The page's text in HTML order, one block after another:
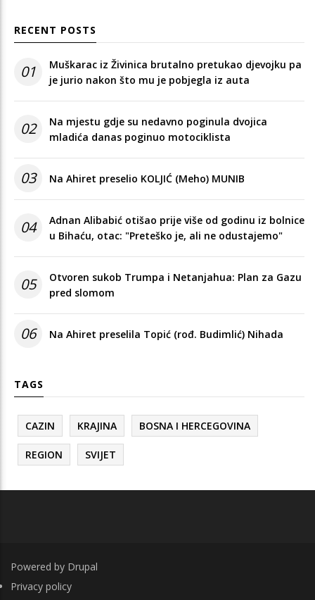
RECENT POSTS
01
Muškarac iz Živinica brutalno pretukao djevojku pa
je jurio nakon što mu je pobjegla iz auta
02
Na mjestu gdje su nedavno poginula dvojica
mladića danas poginuo motociklista
03 Na Ahiret preselio KOLJIĆ (Meho) MUNIB
04
Adnan Alibabić otišao prije više od godinu iz bolnice
u Bihaću, otac: "Preteško je, ali ne odustajemo"
05
Otvoren sukob Trumpa i Netanjahua: Plan za Gazu
pred slomom
06 Na Ahiret preselila Topić (rođ. Budimlić) Nihada
TAGS
CAZIN KRAJINA BOSNA I HERCEGOVINA
REGION SVIJET
Powered by Drupal
FOOTER
Privacy policy